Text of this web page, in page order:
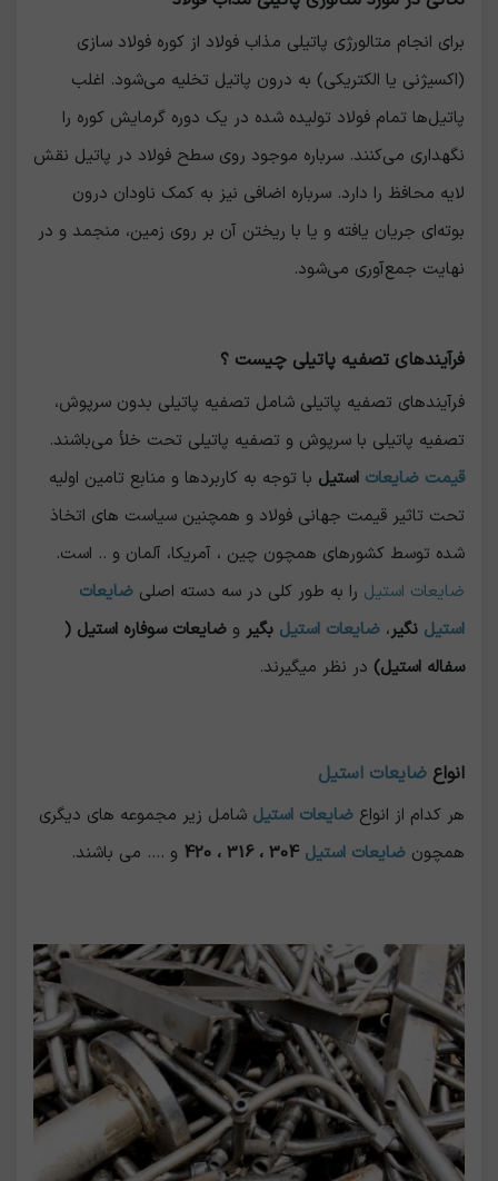
برای انجام متالورژی پاتیلی مذاب فولاد از کوره فولاد سازی
(اکسیژنی یا الکتریکی) به درون پاتیل تخلیه می‌شود. اغلب
پاتیل‌ها تمام فولاد تولیده شده در یک دوره گرمایش کوره را
نگهداری می‌کنند. سرباره موجود روی سطح فولاد در پاتیل نقش
لایه محافظ را دارد. سرباره اضافی نیز به کمک ناودان درون
بوته‌ای جریان یافته و یا با ریختن آن بر روی زمین، منجمد و در
نهایت جمع‌آوری می‌شود.
فرآیندهای تصفیه پاتیلی چیست ؟
فرآیندهای تصفیه پاتیلی شامل تصفیه پاتیلی بدون سرپوش،
تصفیه پاتیلی با سرپوش و تصفیه پاتیلی تحت خلأ می‌باشند.
قیمت ضایعات استیل با توجه به کاربردها و منابع تامین اولیه
تحت تاثیر قیمت جهانی فولاد و همچنین سیاست های اتخاذ
شده توسط کشورهای همچون چین ، آمریکا، آلمان و .. است.
ضایعات استیل را به طور کلی در سه دسته اصلی ضایعات
استیل نگیر، ضایعات استیل بگیر و ضایعات سوفاره استیل (
سفاله استیل) در نظر میگیرند.
انواع ضایعات استیل
هر کدام از انواع ضایعات استیل شامل زیر مجموعه های دیگری
همچون ضایعات استیل و .... می باشند.